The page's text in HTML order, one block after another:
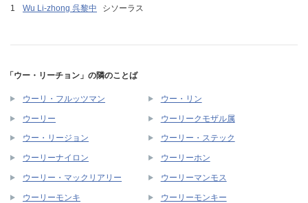
Wu Li-zhong 呉黎中 シソーラス
「ウー・リーチョン」の隣のことば
ウーリ・フルッツマン ウー・リン
ウーリー ウーリークモザル属
ウー・リージョン ウーリー・ステック
ウーリーナイロン ウーリーホン
ウーリー・マックリアリー ウーリーマンモス
ウーリーモンキ ウーリーモンキー